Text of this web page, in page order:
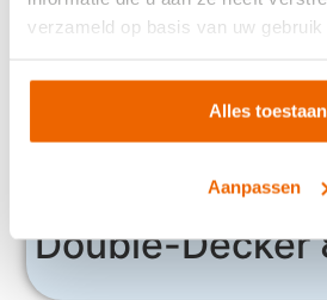
verzameld op basis van uw gebruik
Alles toestaan
Aanpassen
Double-Decker